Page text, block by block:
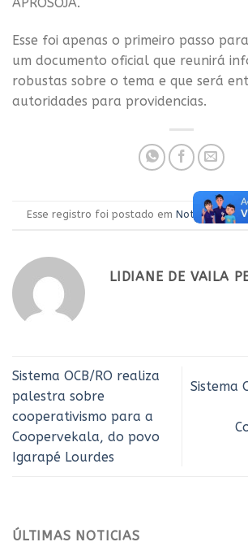
Esse foi apenas o primeiro passo
um documento oficial que reunirá
robustas sobre o tema e que será
autoridades para providencias.
Esse registro foi postado em Notícias.
LIDIANE DE VAILA
Sistema OCB/RO realiza
palestra sobre
cooperativismo para a
Coopervekala, do povo
Igarapé Lourdes
Sistema
ÚLTIMAS NOTICIAS